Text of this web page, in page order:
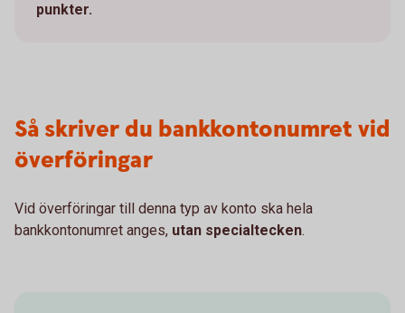
punkter.
Så skriver du bankkontonumret vid
överföringar
Vid överföringar till denna typ av konto ska hela
bankkontonumret anges, utan specialtecken.